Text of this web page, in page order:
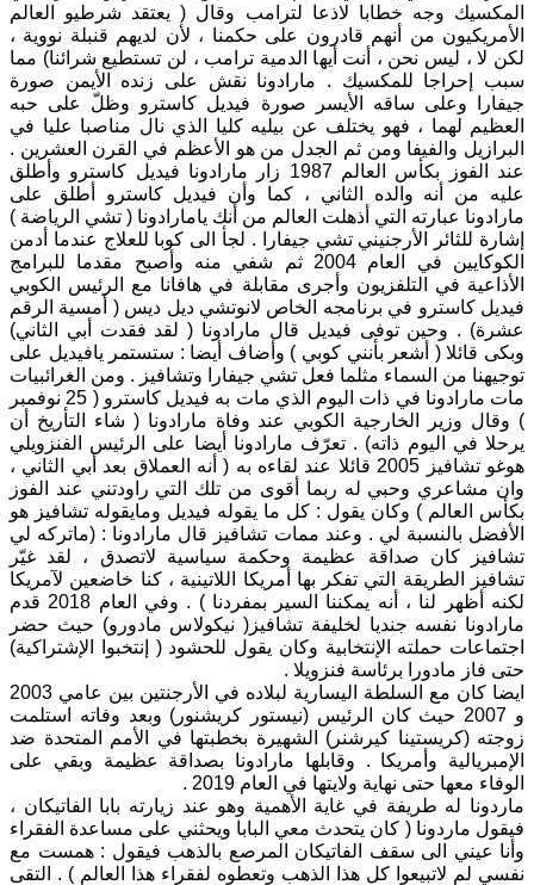
المكسيك وجه خطابا لاذعا لترامب وقال ( يعتقد شرطيو العالم
الأمريكيون من أنهم قادرون على حكمنا ، لأن لديهم قنبلة نووية ،
لكن لا ، ليس نحن ، أنت أيها الدمية ترامب ، لن تستطيع شرائنا) مما
سبب إحراجا للمكسيك . مارادونا نقش على زنده الأيمن صورة
جيفارا وعلى ساقه الأيسر صورة فيديل كاسترو وظلّ على حبه
العظيم لهما ، فهو يختلف عن بيليه كليا الذي نال مناصبا عليا في
البرازيل والفيفا ومن ثم الجدل من هو الأعظم في القرن العشرين .
عند الفوز بكأس العالم 1987 زار مارادونا فيديل كاسترو وأطلق
عليه من أنه والده الثاني ، كما وأن فيديل كاسترو أطلق على
مارادونا عبارته التي أذهلت العالم من أنك يامارادونا ( تشي الرياضة )
إشارة للثائر الأرجنيني تشي جيفارا . لجأ الى كوبا للعلاج عندما أدمن
الكوكايين في العام 2004 ثم شفي منه وأصبح مقدما للبرامج
الأذاعية في التلفزيون وأجرى مقابلة في هافانا مع الرئيس الكوبي
فيديل كاسترو في برنامجه الخاص لانوتشي ديل ديس ( أمسية الرقم
عشرة) . وحين توفى فيديل قال مارادونا ( لقد فقدت أبي الثاني)
وبكى قائلا ( أشعر بأنني كوبي ) وأضاف أيضا : ستستمر يافيديل على
توجيهنا من السماء مثلما فعل تشي جيفارا وتشافيز . ومن الغرائبيات
مات مارادونا في ذات اليوم الذي مات به فيديل كاسترو ( 25 نوفمبر
) وقال وزير الخارجية الكوبي عند وفاة مارادونا ( شاء التأريخ أن
يرحلا في اليوم ذاته) . تعرّف مارادونا أيضا على الرئيس الفنزويلي
هوغو تشافيز 2005 قائلا عند لقاءه به ( أنه العملاق بعد أبي الثاني ،
وان مشاعري وحبي له ربما أقوى من تلك التي راودتني عند الفوز
بكأس العالم ) وكان يقول : كل ما يقوله فيديل ومايقوله تشافيز هو
الأفضل بالنسبة لي . وعند ممات تشافيز قال مارادونا : (ماتركه لي
تشافيز كان صداقة عظيمة وحكمة سياسية لاتصدق ، لقد غيّر
تشافيز الطريقة التي تفكر بها أمريكا اللاتينية ، كنا خاضعين لآمريكا
لكنه أظهر لنا ، أنه يمكننا السير بمفردنا ) . وفي العام 2018 قدم
مارادونا نفسه جنديا لخليفة تشافيز( نيكولاس مادورو) حيث حضر
اجتماعات حملته الإنتخابية وكان يقول للحشود ( إنتخبوا الإشتراكية)
حتى فاز مادورا برئاسة فنزويلا .
ايضا كان مع السلطة اليسارية لبلاده في الأرجنتين بين عامي 2003
و 2007 حيث كان الرئيس (نيستور كريشنور) وبعد وفاته استلمت
زوجته (كريستينا كيرشنر) الشهيرة بخطبتها في الأمم المتحدة ضد
الإمبريالية وأمريكا . وقابلها مارادونا بصداقة عظيمة وبقي على
الوفاء معها حتى نهاية ولايتها في العام 2019 .
ماردونا له طريفة في غاية الأهمية وهو عند زيارته بابا الفاتيكان ،
فيقول ماردونا ( كان يتحدث معي البابا ويحثني على مساعدة الفقراء
وأنا عيني الى سقف الفاتيكان المرصع بالذهب فيقول : همست مع
نفسي لم لاتبيعوا كل هذا الذهب وتعطوه لفقراء هذا العالم ) . التقى